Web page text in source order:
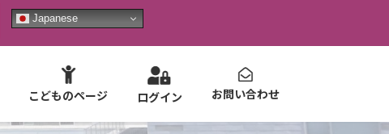
Japanese
こどものページ ログイン お問い合わせ